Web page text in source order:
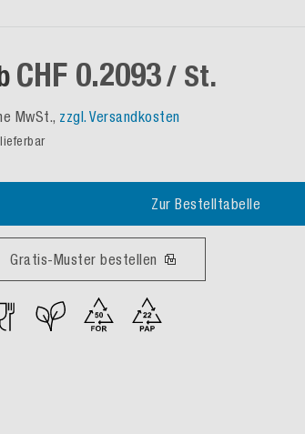
CHF 0.2093/ St.
MwSt., zzgl. Versandkosten
lieferbar
Zur Bestelltabelle
Gratis-Muster bestellen